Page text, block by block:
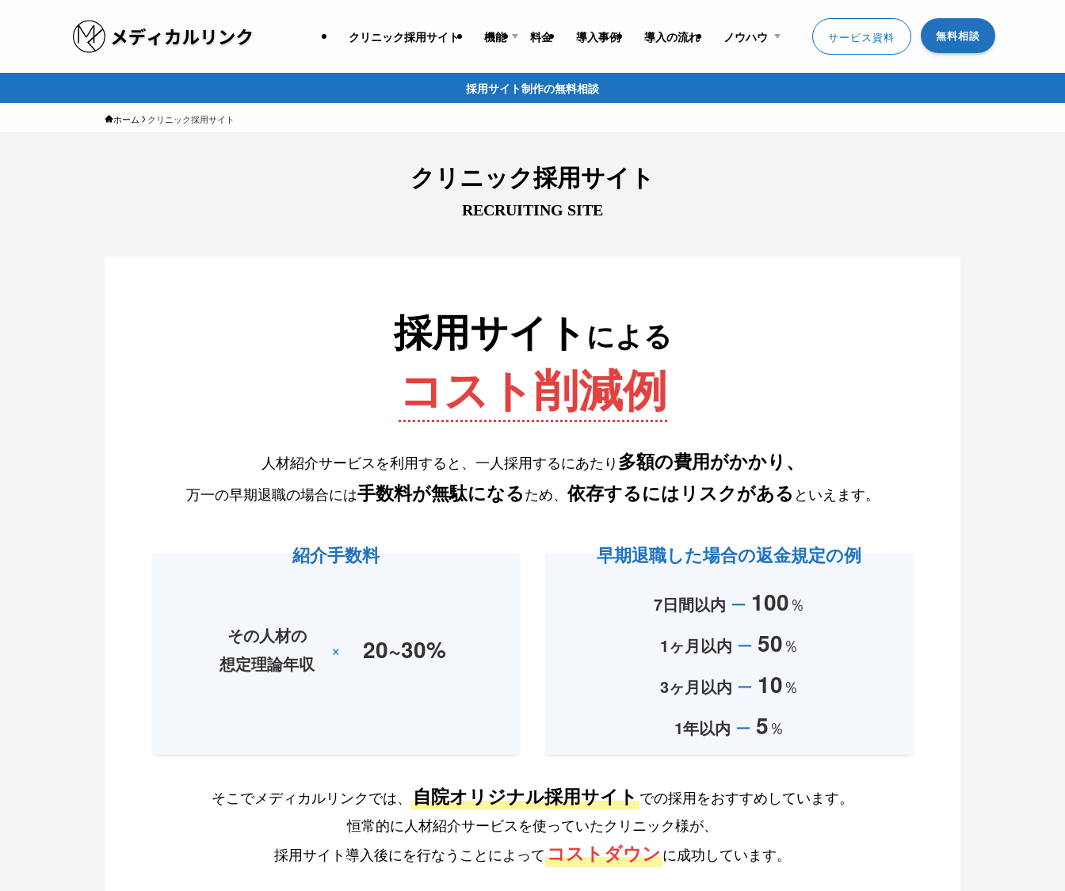
クリニック採用サイト 機能 料金 導入事例 導入の流れ ノウハウ サービス資料 無料相談
採用サイト制作の無料相談
ホーム クリニック採用サイト
クリニック採用サイト
採用サイト による
コスト削減例
人材紹介サービスを利用すると、一人採用するにあたり多額の費用がかかり、
万一の早期退職の場合には手数料が無駄になるため、依存するにはリスクがある といえます。
紹介手数料
その人材の
想定理論年収
× 20~30%
早期退職した場合の返金規定の例
7日間以内 ー 100％
1ヶ月以内 ー 50％
3ヶ月以内 ー 10％
1年以内 ー 5％
そこでメディカルリンクでは、 自院オリジナル採用サイトでの採用をおすすめしています。
恒常的に人材紹介サービスを使っていたクリニック様が、
採用サイト導入後にを行なうことによってコストダウンに成功しています。